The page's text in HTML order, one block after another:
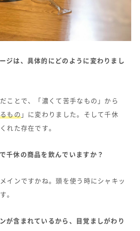
は、具体的にどのように変わりまし
ことで、「濃くて苦手なもの」から
もの 」に変わりました。そして千休
れた存在です。
休の商品を飲んでいますか？
インですかね。頭を使う時にシャキッ
。
含まれているから、目覚ましがわり